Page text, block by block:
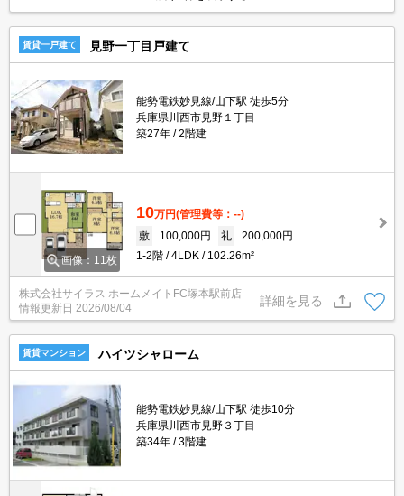
賃貸一戸建て 見野一丁目戸建て
能勢電鉄妙見線/山下駅 徒歩5分
兵庫県川西市見野１丁目
築27年
2階建
画像：11枚
10万円(管理費等：--)
敷
100,000円 礼
200,000円
1-2階
4LDK 102.26m²
株式会社サイラス ホームメイトFC塚本駅前店
情報更新日 2026/08/04
詳細を見る
賃貸マンション ハイツシャローム
能勢電鉄妙見線/山下駅 徒歩10分
兵庫県川西市見野３丁目
築34年
3階建